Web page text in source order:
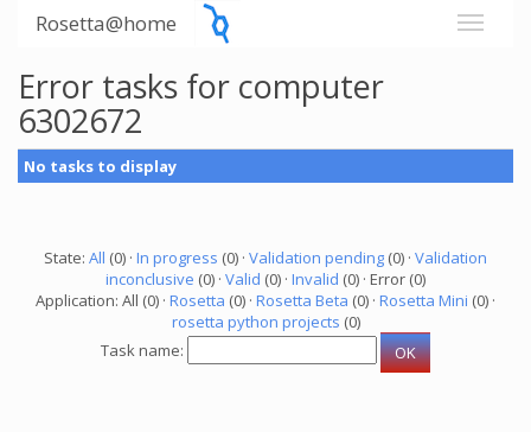
Rosetta@home
Error tasks for computer
6302672
No tasks to display
State: All (0) · In progress (0) · Validation pending (0) · Validation
inconclusive (0) · Valid (0) · Invalid (0) · Error (0)
Application: All (0) · Rosetta (0) · Rosetta Beta (0) · Rosetta Mini (0) ·
rosetta python projects (0)
Task name: